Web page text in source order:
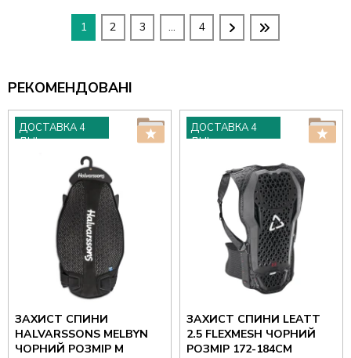
1 2 3 ... 4
РЕКОМЕНДОВАНІ
ДОСТАВКА 4
ДНІ
ЗАХИСТ СПИНИ
HALVARSSONS MELBYN
ЧОРНИЙ РОЗМІР M
ДОСТАВКА 4
ДНІ
ЗАХИСТ СПИНИ LEATT
2.5 FLEXMESH ЧОРНИЙ
РОЗМІР 172-184CM